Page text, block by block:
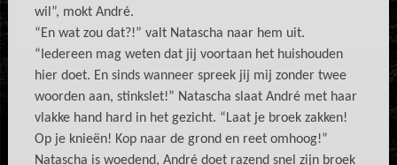
wil”, mokt André.
“En wat zou dat?!” valt Natascha naar hem uit.
“Iedereen mag weten dat jij voortaan het huishouden
hier doet. En sinds wanneer spreek jij mij zonder twee
woorden aan, stinkslet!” Natascha slaat André met haar
vlakke hand hard in het gezicht. “Laat je broek zakken!
Op je knieën! Kop naar de grond en reet omhoog!”
Natascha is woedend, André doet razend snel zijn broek